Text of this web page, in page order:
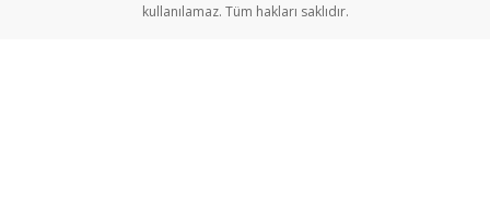
kullanılamaz. Tüm hakları saklıdır.